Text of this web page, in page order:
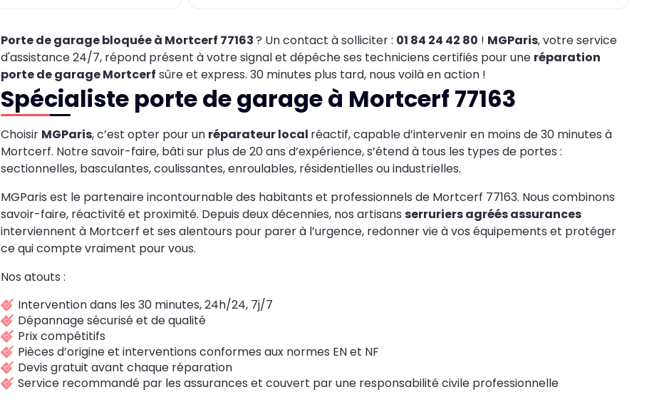
Porte de garage bloquée à Mortcerf 77163? Un contact à solliciter : 01 84 24 42 80 ! MGParis, votre service
d'assistance 24/7, répond présent à votre signal et dépêche ses techniciens certifiés pour une réparation
porte de garage Mortcerf sûre et express. 30 minutes plus tard, nous voilà en action !
Spécialiste porte de garage à Mortcerf 77163
Choisir MGParis, c’est opter pour un réparateur local réactif, capable d’intervenir en moins de 30 minutes à
Mortcerf. Notre savoir-faire, bâti sur plus de 20 ans d’expérience, s’étend à tous les types de portes :
sectionnelles, basculantes, coulissantes, enroulables, résidentielles ou industrielles.
MGParis est le partenaire incontournable des habitants et professionnels de Mortcerf 77163. Nous combinons
savoir-faire, réactivité et proximité. Depuis deux décennies, nos artisans serruriers agréés assurances
interviennent à Mortcerf et ses alentours pour parer à l’urgence, redonner vie à vos équipements et protéger
ce qui compte vraiment pour vous.
Nos atouts :
Intervention dans les 30 minutes, 24h/24, 7j/7
Dépannage sécurisé et de qualité
Prix compétitifs
Pièces d’origine et interventions conformes aux normes EN et NF
Devis gratuit avant chaque réparation
Service recommandé par les assurances et couvert par une responsabilité civile professionnelle